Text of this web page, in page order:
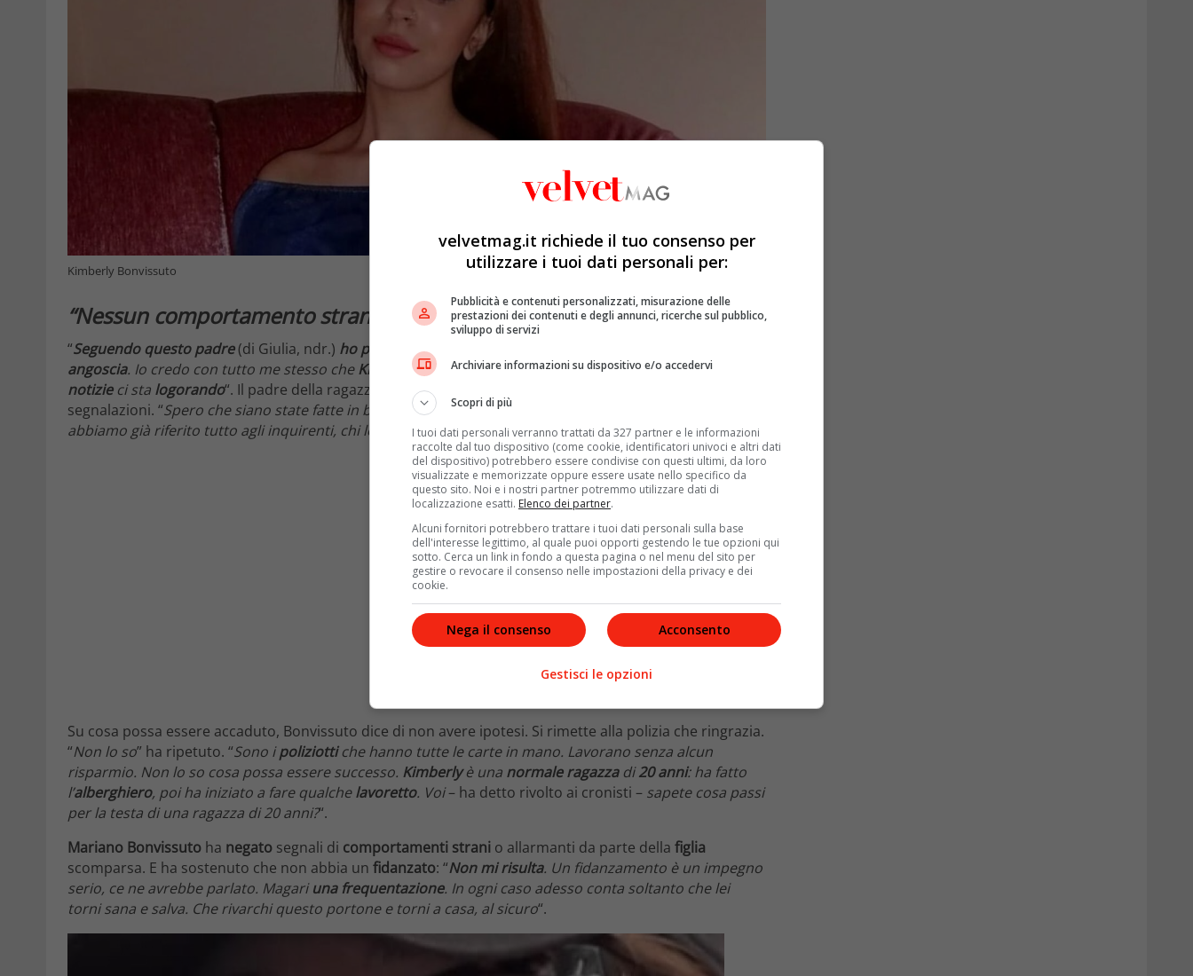
Kimberly Bonvissuto
“Nessun comportamento strano”
“Seguendo questo padre(di Giulia, ndr.) ho pianto ” ha spiegato Bonvissuto. “
angoscia. Io credo con tutto me stesso cheKimberlystia bene. Ma l’ansia, ilnon sapere, ilnon avere
notizieci sta logorando“. Il padre della ragazza ha affermato inoltre di aver ricevuto telefonate con
segnalazioni. “Spero che siano state fatte in buona fede e non per portarci fuori strada. Nel caso,
abbiamo già riferito tutto agli inquirenti, chi lo ha fatto se ne assumerà la responsabilità“.
Su cosa possa essere accaduto, Bonvissuto dice di non avere ipotesi. Si rimette alla polizia che ringrazia.
“Non lo so” ha ripetuto. “Sono ipoliziottiche hanno tutte le carte in mano. Lavorano senza alcun
risparmio. Non lo so cosa possa essere successo. Kimberlyè una normale ragazzadi20 anni: ha fatto
l’alberghiero, poi ha iniziato a fare qualchelavoretto. Voi– ha detto rivolto ai cronisti – sapete cosa passi
per la testa di una ragazza di 20 anni?“.
Mariano Bonvissuto ha negato segnali di comportamenti strani o allarmanti da parte della figlia
scomparsa. E ha sostenuto che non abbia un fidanzato: “Non mi risulta. Un fidanzamento è un impegno
serio, ce ne avrebbe parlato. Magariuna frequentazione. In ogni caso adesso conta soltanto che lei
torni sana e salva. Che rivarchi questo portone e torni a casa, al sicuro“.
velvetmag.it richiede il tuo consenso per
utilizzare i tuoi dati personali per:
Pubblicità e contenuti personalizzati, misurazione delle
prestazioni dei contenuti e degli annunci, ricerche sul pubblico,
sviluppo di servizi
Archiviare informazioni su dispositivo e/o accedervi
Scopri di più
I tuoi dati personali verranno trattati da 327 partner e le informazioni
raccolte dal tuo dispositivo (come cookie, identificatori univoci e altri dati
del dispositivo) potrebbero essere condivise con questi ultimi, da loro
visualizzate e memorizzate oppure essere usate nello specifico da
questo sito. Noi e i nostri partner potremmo utilizzare dati di
localizzazione esatti. Elenco dei partner.
Alcuni fornitori potrebbero trattare i tuoi dati personali sulla base
dell'interesse legittimo, al quale puoi opporti gestendo le tue opzioni qui
sotto. Cerca un link in fondo a questa pagina o nel menu del sito per
gestire o revocare il consenso nelle impostazioni della privacy e dei
cookie.
Acconsento
Nega il consenso
Gestisci le opzioni